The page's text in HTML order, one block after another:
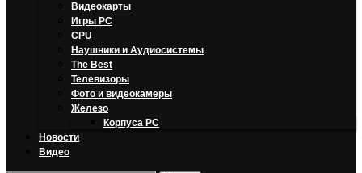
Видеокарты
Игры PC
CPU
Наушники и Аудиосистемы
The Best
Телевизоры
Фото и видеокамеры
Железо
Корпуса PC
Новости
Видео